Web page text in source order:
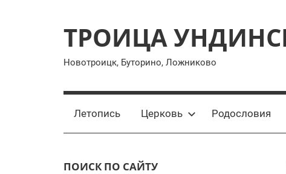
ТРОИЦА
Новотроицк, Буторино, Ложниково
Летопись Церковь Родословия
ПОИСК ПО САЙТУ